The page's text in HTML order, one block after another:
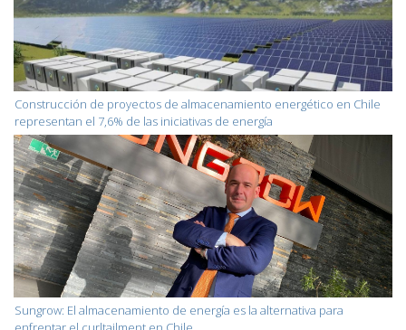
Construcción de proyectos de almacenamiento energético en Chile
representan el 7,6% de las iniciativas de energía
Sungrow: El almacenamiento de energía es la alternativa para